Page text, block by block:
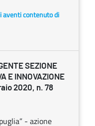
aventi contenuto di
SEZIONE
E INNOVAZIONE
2020, n. 78
- azione